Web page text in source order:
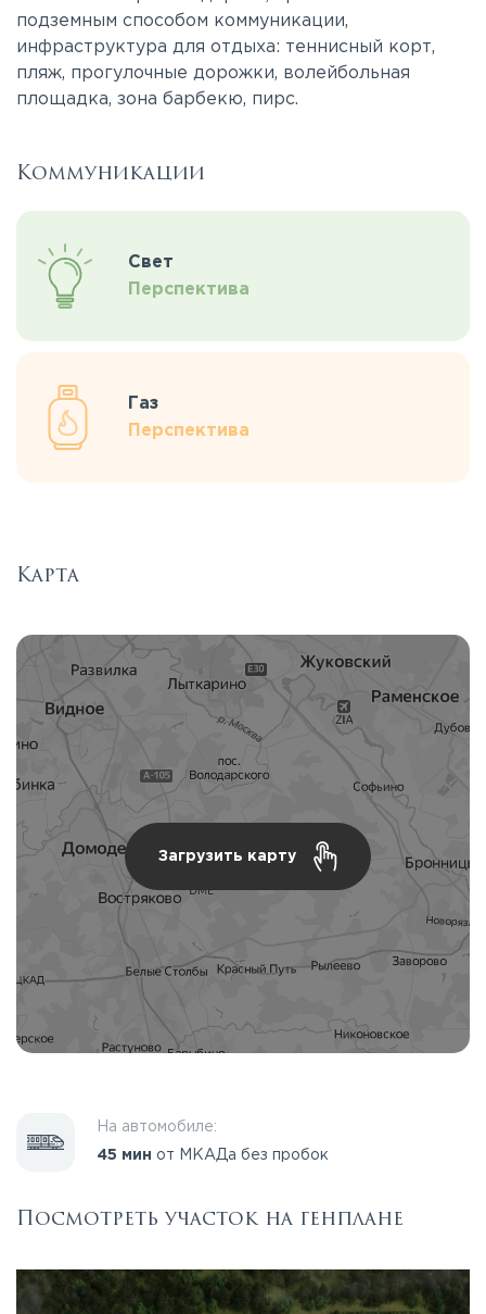
подземным способом коммуникации,
инфраструктура для отдыха: теннисный корт,
пляж, прогулочные дорожки, волейбольная
площадка, зона барбекю, пирс.
Коммуникации
Свет
Перспектива
Газ
Перспектива
Карта
Загрузить карту
На автомобиле:
45 мин от МКАДа без пробок
Посмотреть участок на генплане